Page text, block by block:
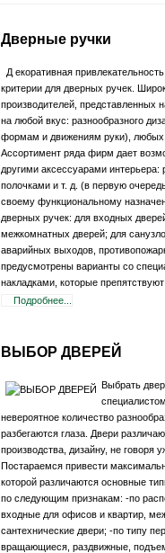
Дверные ручки
Д екоративная
критерии для дверных ручек.
производителей, представленных
на любой вкус: разнообразного
формам и движениям руки), любых
Ассортимент ряда фирм дает
другими аксессуарами
полочками и т. д. (в первую
своему функциональному
дверных ручек: для входных
межкомнатных дверей; для
аварийных выходов,
предусмотрены варианты со
накладками, которые
Подробнее...
ВЫБОР ДВЕРЕЙ
Выбрать
невероятное количество
разбегаются глаза. Двери
производства, дизайну, не говоря
Постараемся привести
которой различаются основные
по следующим признакам: -по
входные для офисов и квартир,
сантехнические двери; -по типу
вращающиеся, раздвижные,